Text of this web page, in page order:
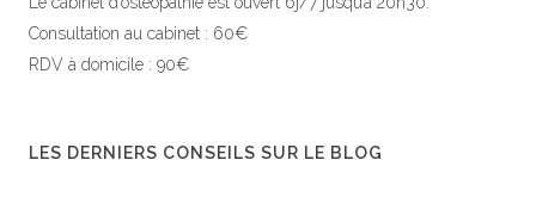
Consultation au cabinet : 60€
RDV à domicile : 90€
LES DERNIERS CONSEILS SUR LE BLOG